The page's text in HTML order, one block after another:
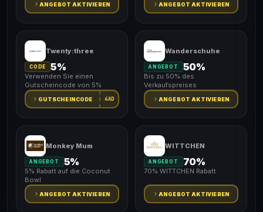
ANGEBOT AKTIVIEREN ANGEBOT AKTIVIEREN
Twenty:three
CODE 5%
Verwenden Sie einen
Gutscheincode von 5%
GUTSCHEINCODE 4AD
Wanderschuhe
ANGEBOT 50%
Bis zu 50% des
Verkaufspreises
ANGEBOT AKTIVIEREN
Monkey Mum
ANGEBOT 5%
5% Rabatt auf die Coconut
Bowl
ANGEBOT AKTIVIEREN
WITTCHEN
ANGEBOT 70%
70% WITTCHEN Rabatt
ANGEBOT AKTIVIEREN